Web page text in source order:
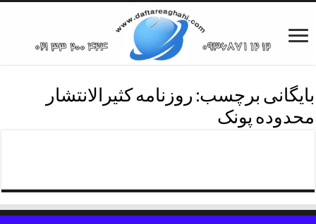
بایگانی برچسب: روزنامه کثیرالانتشار
محدوده پونک